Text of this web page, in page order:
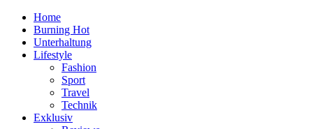
Home
Burning Hot
Unterhaltung
Lifestyle
Fashion
Sport
Travel
Technik
Exklusiv